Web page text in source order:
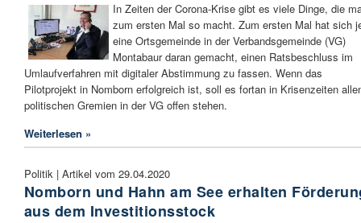
In Zeiten der Corona-Krise gibt es viele Dinge, die
zum ersten Mal so macht. Zum ersten Mal hat sich
eine Ortsgemeinde in der Verbandsgemeinde (VG)
Montabaur daran gemacht, einen Ratsbeschluss im
Umlaufverfahren mit digitaler Abstimmung zu fassen. Wenn das
Pilotprojekt in Nomborn erfolgreich ist, soll es fortan in Krisenzeiten
politischen Gremien in der VG offen stehen.
Weiterlesen »
Politik | Artikel vom 29.04.2020
Nomborn und Hahn am See erhalten
aus dem Investitionsstock